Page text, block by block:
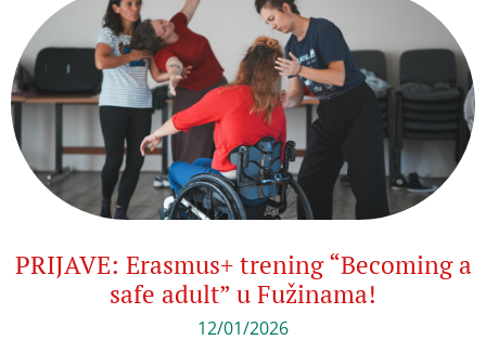
PRIJAVE: Erasmus+ trening “Becoming a
safe adult” u Fužinama!
12/01/2026